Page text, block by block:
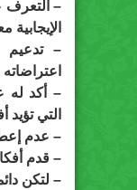
– التعرف
الإيجابية
– تدعيم
اعتراضاته
– أكد له
التي تؤيد
– عدم
– قدم
– لتكن